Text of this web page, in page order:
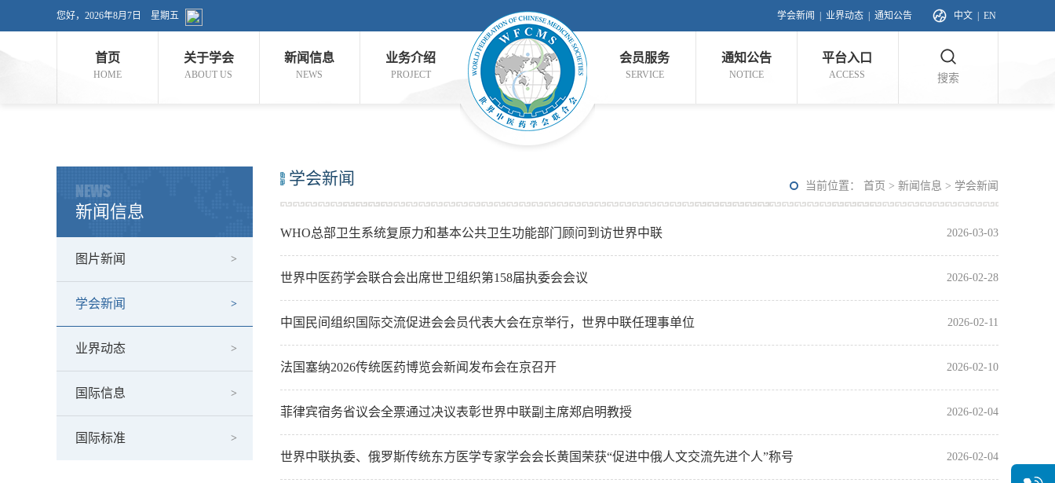
您好， 2026年8月7日 星期五 学会新闻 业界动态 通知公告 中文 EN
首页
HOME
关于学会
ABOUT US
新闻信息
NEWS
业务介绍
PROJECT
会员服务
SERVICE
通知公告
NOTICE
平台入口
ACCESS 搜索
NEWS
新闻信息
图片新闻
学会新闻
业界动态
国际信息
国际标准
学会新闻 当前位置： 首页 > 新闻信息 > 学会新闻
2026-03-03
WHO总部卫生系统复原力和基本公共卫生功能部门顾问到访世界中联
2026-02-28
世界中医药学会联合会出席世卫组织第158届执委会会议
2026-02-11
中国民间组织国际交流促进会会员代表大会在京举行，世界中联任理事单位
2026-02-10
法国塞纳2026传统医药博览会新闻发布会在京召开
2026-02-04
菲律宾宿务省议会全票通过决议表彰世界中联副主席郑启明教授
2026-02-04
世界中联执委、俄罗斯传统东方医学专家学会会长黄国荣获“促进中俄人文交流先进个人”称号